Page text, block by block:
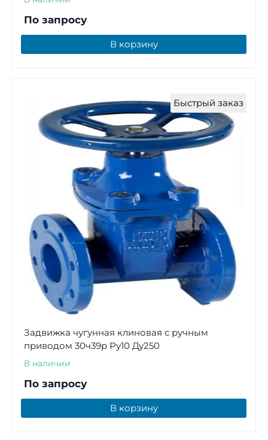
По запросу
В корзину
Быстрый заказ
Задвижка чугунная клиновая с ручным
приводом 30ч39р Ру10 Ду250
В наличии
По запросу
В корзину